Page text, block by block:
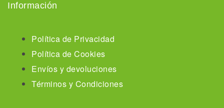
Información
Política de Privacidad
Política de Cookies
Envíos y devoluciones
Términos y Condiciones